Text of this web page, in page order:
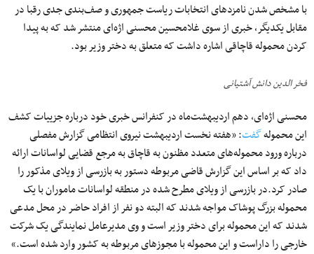
با مشخص شدن نامزدهای انتخابات ریاست جمهوری وصف‌بندیجدی رقبا در
مقابل یکدیگر، خبری از سوی غلامحسین محسنی اژه‌ای منتشر شد که به پیدا
کردن محموله قاچاقی اشاره داشت که متعلق به دختر وزیر بود.
فخر الدین دانش آشتیانی
محسنی اژه‌ای،دهماردیبهشت‌ماهدر کنفرانس خبری خود درباره جزییات کشف
این محمولهگفت: «هفته نخست اردیبهشت نیروی انتظامی گزارش مفصلی
درباره ورود محموله‌های متعدد مظنون به قاچاق به مرجع قضایی لواسانات ارائه
داد کهبر اساساین گزارش قاضی مربوطه دستور به بازرسی از ویلای مذکور را
صادر کرد.در بازرسی از ویلایمطرحشدهدر منطقه لواساناتمامورانبایک
محموله بزرگ پوشاک مواجه شدند که البتهدونفر از افراد حاضر در محل مدعی
شدند که این محموله برای دختر وزیر است و وی مدیرعامل نمایندگییکشرکت
خارجیراداراستو این محموله با مجوزهای مربوطه به کشورواردشدهاست.»